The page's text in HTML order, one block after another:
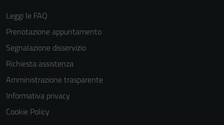
Leggi le FAQ
Prenotazione appuntamento
Segnalazione disservizio
Richiesta assistenza
Amministrazione trasparente
Informativa privacy
Cookie Policy